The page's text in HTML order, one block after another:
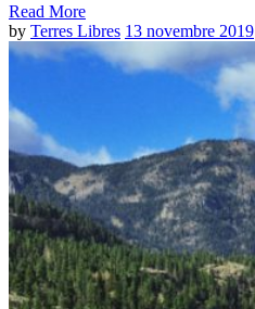
Read More
by Terres Libres 13 novembre 2019